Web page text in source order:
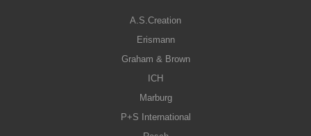
A.S.Creation
Erismann
Graham & Brown
ICH
Marburg
P+S International